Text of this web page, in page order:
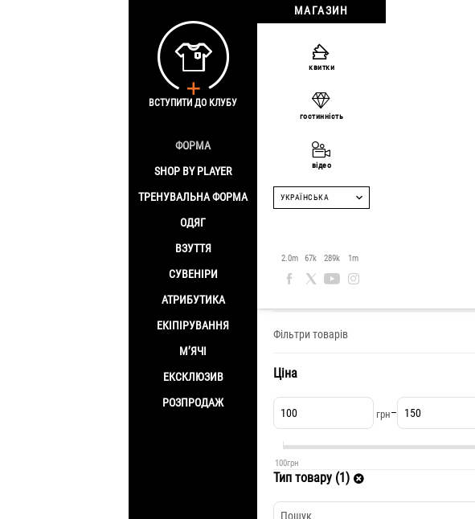
МАГАЗИН
ФОРМА
SHOP BY PLAYER
ТРЕНУВАЛЬНА ФОРМА
ОДЯГ
ВЗУТТЯ
СУВЕНІРИ
АТРИБУТИКА
ЕКІПІРУВАННЯ
М’ЯЧІ
ЕКСКЛЮЗИВ
РОЗПРОДАЖ
квитки
гостинність
відео
УКРАЇНСЬКА
2.0m 67k 289k 1m
ВСТУПИТИ ДО КЛУБУ
Браслети ФК «Шахтар»
Фільтри товарів
Ціна
грн–
100грн
Тип товару (1)